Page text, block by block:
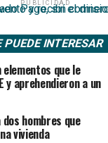
PUBLICIDAD
PUEDE INTERESAR
que le
y aprehendieron a un
hombres que
vivienda